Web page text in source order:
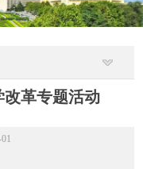
革专题活动